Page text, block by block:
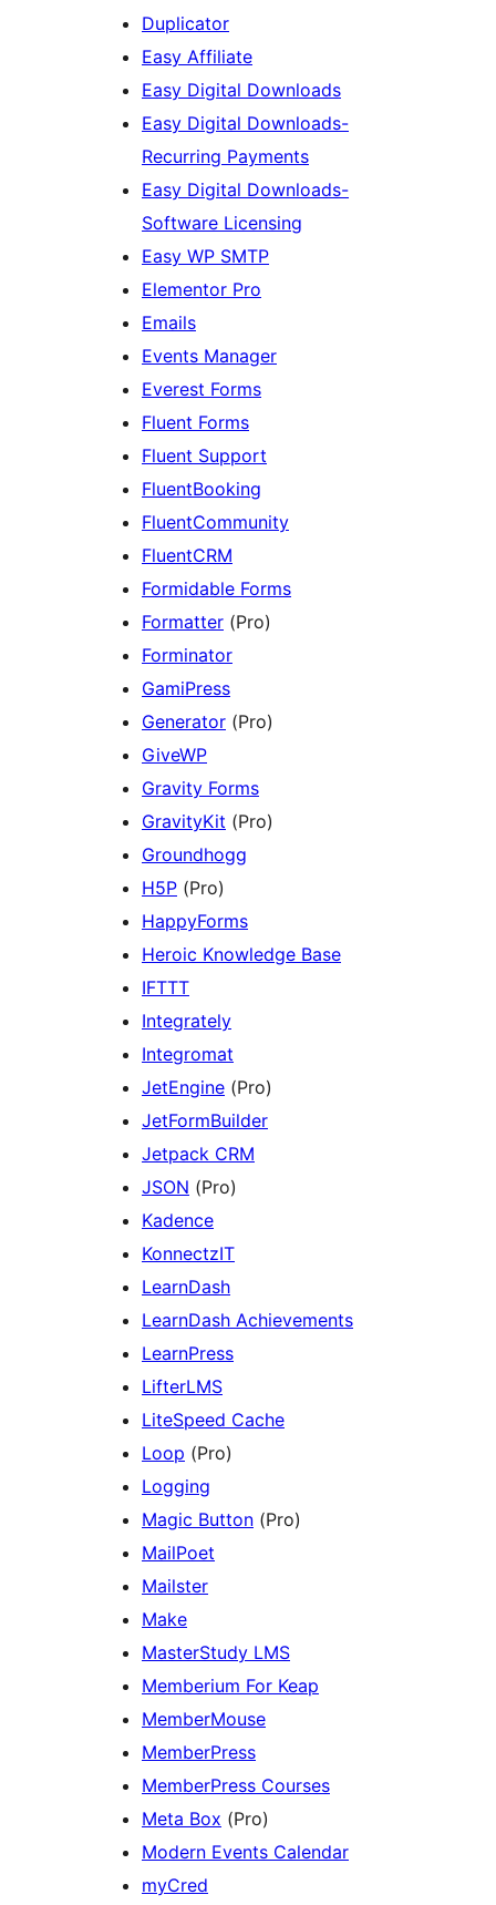
Duplicator
Easy Affiliate
Easy Digital Downloads
Easy Digital Downloads-
Recurring Payments
Easy Digital Downloads-
Software Licensing
Easy WP SMTP
Elementor Pro
Emails
Events Manager
Everest Forms
Fluent Forms
Fluent Support
FluentBooking
FluentCommunity
FluentCRM
Formidable Forms
Formatter (Pro)
Forminator
GamiPress
Generator (Pro)
GiveWP
Gravity Forms
GravityKit (Pro)
Groundhogg
H5P (Pro)
HappyForms
Heroic Knowledge Base
IFTTT
Integrately
Integromat
JetEngine (Pro)
JetFormBuilder
Jetpack CRM
JSON (Pro)
Kadence
KonnectzIT
LearnDash
LearnDash Achievements
LearnPress
LifterLMS
LiteSpeed Cache
Loop (Pro)
Logging
Magic Button (Pro)
MailPoet
Mailster
Make
MasterStudy LMS
Memberium For Keap
MemberMouse
MemberPress
MemberPress Courses
Meta Box (Pro)
Modern Events Calendar
myCred